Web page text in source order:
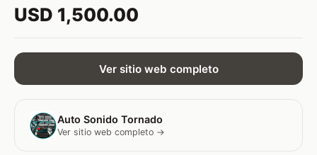
USD 1,500.00
Ver sitio web completo
Auto Sonido Tornado
Ver sitio web completo →